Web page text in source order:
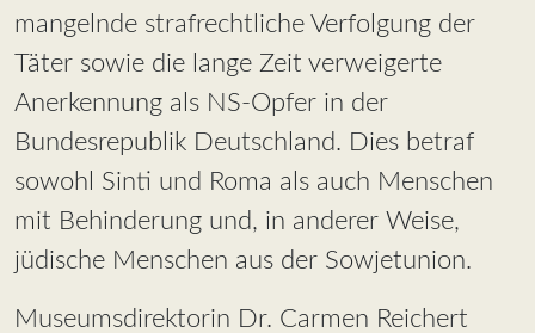
mangelnde strafrechtliche Verfolgung der
Täter sowie die lange Zeit verweigerte
Anerkennung als NS-Opfer in der
Bundesrepublik Deutschland. Dies betraf
sowohl Sinti und Roma als auch Menschen
mit Behinderung und, in anderer Weise,
jüdische Menschen aus der Sowjetunion.
Museumsdirektorin Dr. Carmen Reichert